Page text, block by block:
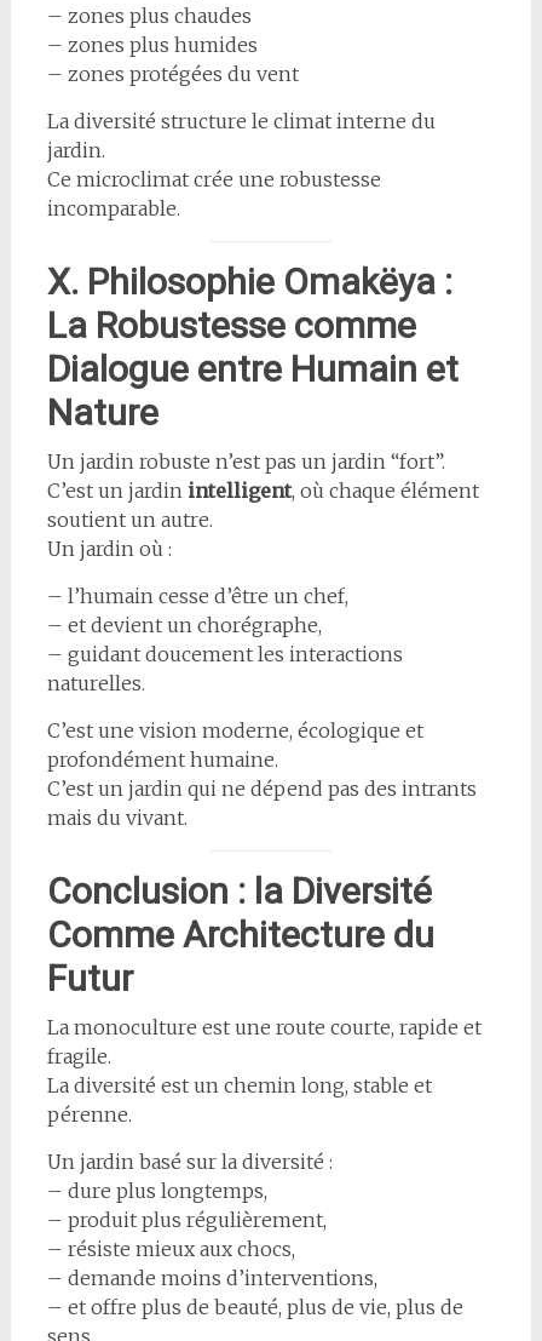
– zones plus chaudes
– zones plus humides
– zones protégées du vent
La diversité structure le climat interne du
jardin.
Ce microclimat crée une robustesse
incomparable.
X. Philosophie Omakëya :
La Robustesse comme
Dialogue entre Humain et
Nature
Un jardin robuste n’est pas un jardin “fort”.
C’est un jardin intelligent, où chaque élément
soutient un autre.
Un jardin où :
– l’humain cesse d’être un chef,
– et devient un chorégraphe,
– guidant doucement les interactions
naturelles.
C’est une vision moderne, écologique et
profondément humaine.
C’est un jardin qui ne dépend pas des intrants
mais du vivant.
Conclusion : la Diversité
Comme Architecture du
Futur
La monoculture est une route courte, rapide et
fragile.
La diversité est un chemin long, stable et
pérenne.
Un jardin basé sur la diversité :
– dure plus longtemps,
– produit plus régulièrement,
– résiste mieux aux chocs,
– demande moins d’interventions,
– et offre plus de beauté, plus de vie, plus de
sens.